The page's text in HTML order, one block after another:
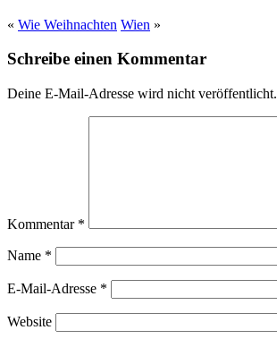
« Wie Weihnachten Wien »
Schreibe einen Kommentar
Deine E-Mail-Adresse wird nicht veröffentlicht.
Kommentar *
Name *
E-Mail-Adresse *
Website